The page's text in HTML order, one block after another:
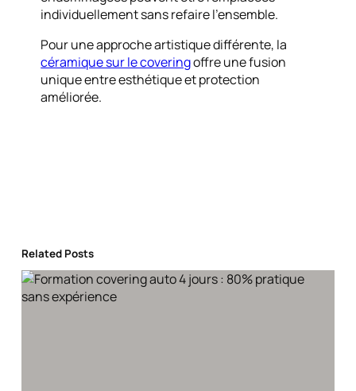
individuellement sans refaire l’ensemble.
Pour une approche artistique différente, la
céramique sur le coveringoffre une fusion
unique entre esthétique et protection
améliorée.
Related Posts